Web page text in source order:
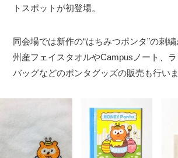
トスポットが初登場。
同会場では新作の“はちみつポンタ”の刺
州産フェイスタオルやCampusノート、
バッグなどのポンタグッズの販売も行いま